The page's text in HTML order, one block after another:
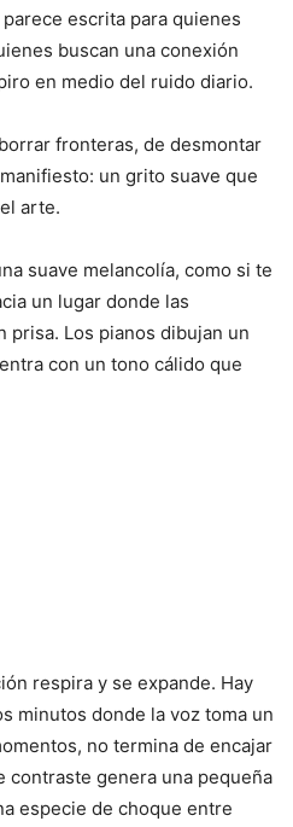
escrita para quienes
buscan una conexión
en medio del ruido diario.
fronteras, de desmontar
un grito suave que
arte.
suave melancolía, como si te
un lugar donde las
prisa. Los pianos dibujan un
con un tono cálido que
respira y se expande. Hay
minutos donde la voz toma un
no termina de encajar
contraste genera una pequeña
especie de choque entre